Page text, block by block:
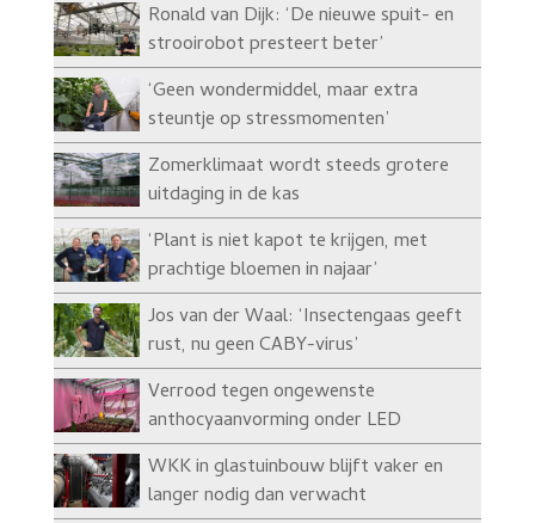
Ronald van Dijk: ‘De nieuwe spuit- en
strooirobot presteert beter’
‘Geen wondermiddel, maar extra
steuntje op stressmomenten’
Zomerklimaat wordt steeds grotere
uitdaging in de kas
‘Plant is niet kapot te krijgen, met
prachtige bloemen in najaar’
Jos van der Waal: ‘Insectengaas geeft
rust, nu geen CABY-virus’
Verrood tegen ongewenste
anthocyaanvorming onder LED
WKK in glastuinbouw blijft vaker en
langer nodig dan verwacht